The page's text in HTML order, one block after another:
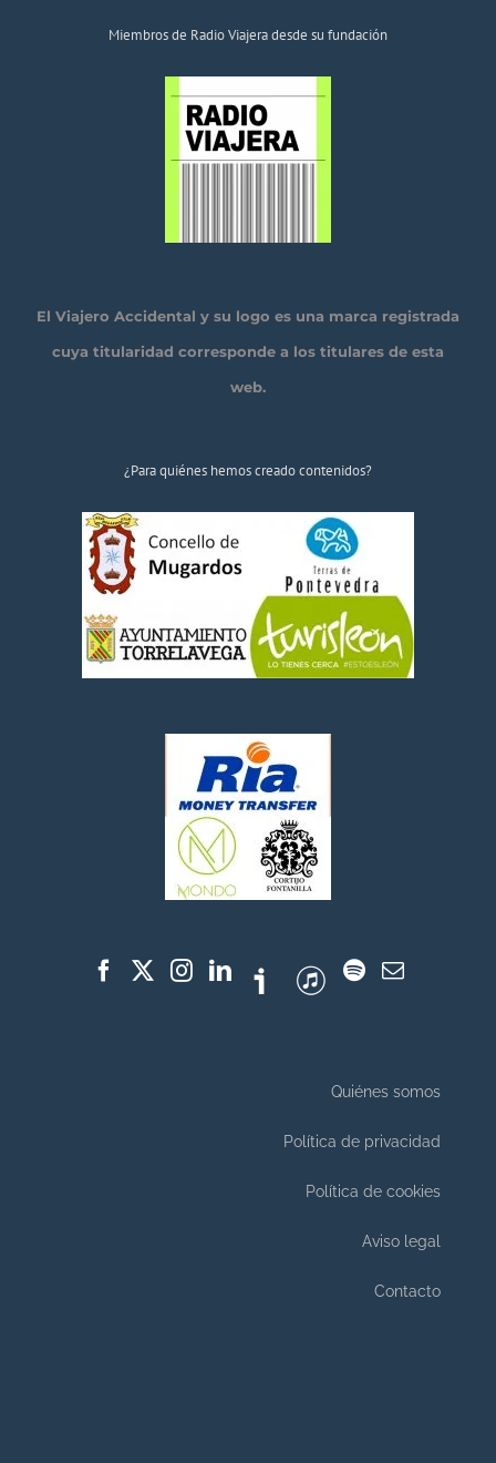
Miembros de Radio Viajera desde su fundación
El Viajero Accidental y su logo es una marca registrada
cuya titularidad corresponde a los titulares de esta
web.
¿Para quiénes hemos creado contenidos?
Quiénes somos
Política de privacidad
Política de cookies
Aviso legal
Contacto